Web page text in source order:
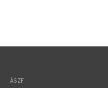
ÁSZF